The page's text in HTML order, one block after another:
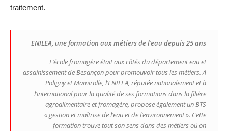
traitement.
ENILEA, une formation aux métiers de l’eau depuis 25 ans
L’école fromagère était aux côtés du département eau et
assainissement de Besançon pour promouvoir tous les métiers. A
Poligny et Mamirolle, l’ENILEA, réputée nationalement et à
l’international pour la qualité de ses formations dans la filière
agroalimentaire et fromagère, propose également un BTS
« gestion et maîtrise de l’eau et de l’environnement ». Cette
formation trouve tout son sens dans des métiers où on